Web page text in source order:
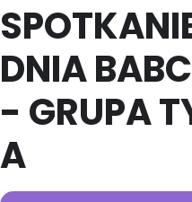
DNIA
- GRUPA
A